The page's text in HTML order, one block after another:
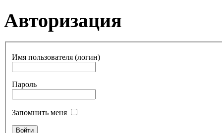
Авторизация
Имя пользователя (логин)
Пароль
Запомнить меня